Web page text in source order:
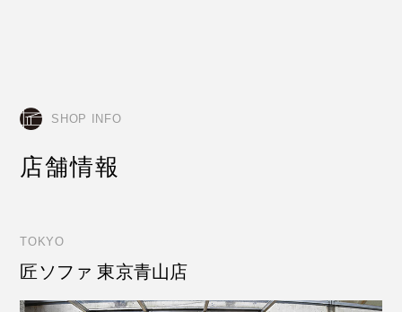
SHOP INFO
店舗情報
TOKYO
匠ソファ 東京青山店